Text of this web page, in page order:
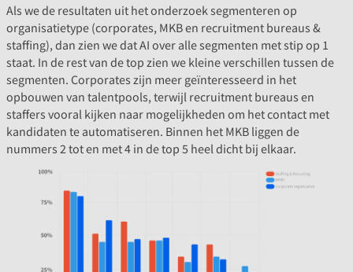
Als we de resultaten uit het onderzoek segmenteren op
organisatietype (corporates, MKB en recruitment bureaus &
staffing), dan zien we dat AI over alle segmenten met stip op 1
staat. In de rest van de top zien we kleine verschillen tussen de
segmenten. Corporates zijn meer geïnteresseerd in het
opbouwen van talentpools, terwijl recruitment bureaus en
staffers vooral kijken naar mogelijkheden om het contact met
kandidaten te automatiseren. Binnen het MKB liggen de
nummers 2 tot en met 4 in de top 5 heel dicht bij elkaar.